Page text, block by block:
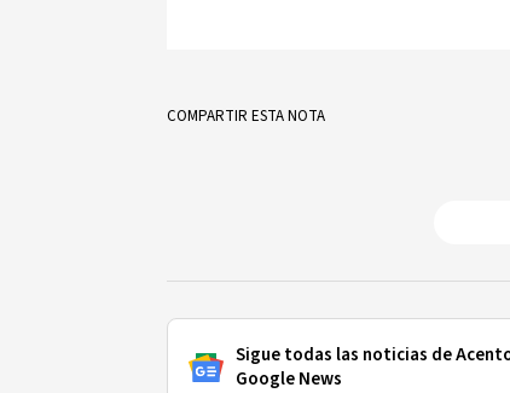
COMPARTIR ESTA NOTA
Sigue todas las noticias de
Google News